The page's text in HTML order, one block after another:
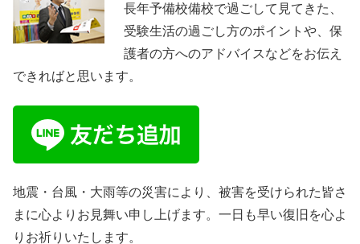
長年予備校備校で過ごして見てきた、
受験生活の過ごし方のポイントや、保
護者の方へのアドバイスなどをお伝え
できればと思います。
地震・台風・大雨等の災害により、被害を受けられた皆さ
まに心よりお見舞い申し上げます。一日も早い復旧を心よ
りお祈りいたします。